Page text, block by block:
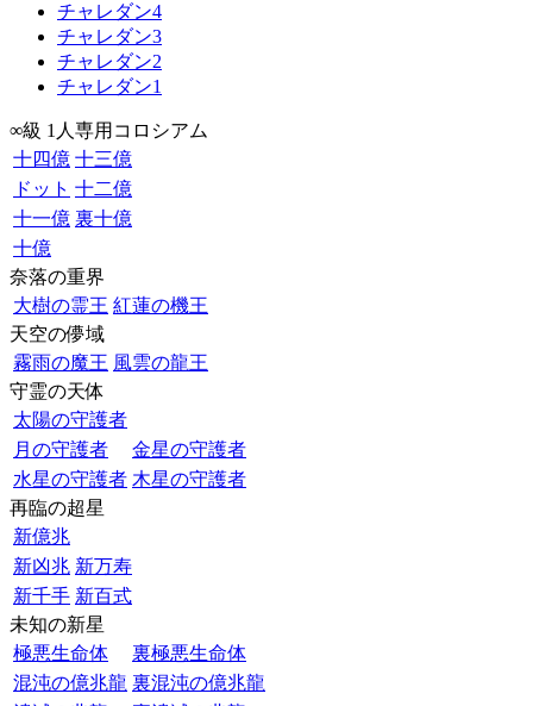
チャレダン4
チャレダン3
チャレダン2
チャレダン1
∞級 1人専用コロシアム
十四億 十三億
ドット 十二億
十一億 裏十億
十億
奈落の重界
大樹の霊王 紅蓮の機王
天空の儚域
霧雨の魔王 風雲の龍王
守霊の天体
太陽の守護者
月の守護者
金星の守護者
水星の守護者 木星の守護者
再臨の超星
新億兆
新凶兆 新万寿
新千手 新百式
未知の新星
極悪生命体
裏極悪生命体
混沌の億兆龍 裏混沌の億兆龍